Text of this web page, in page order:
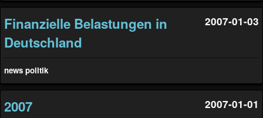
Finanzielle Belastungen in
Deutschland
2007-01-03
news politik
2007 2007-01-01